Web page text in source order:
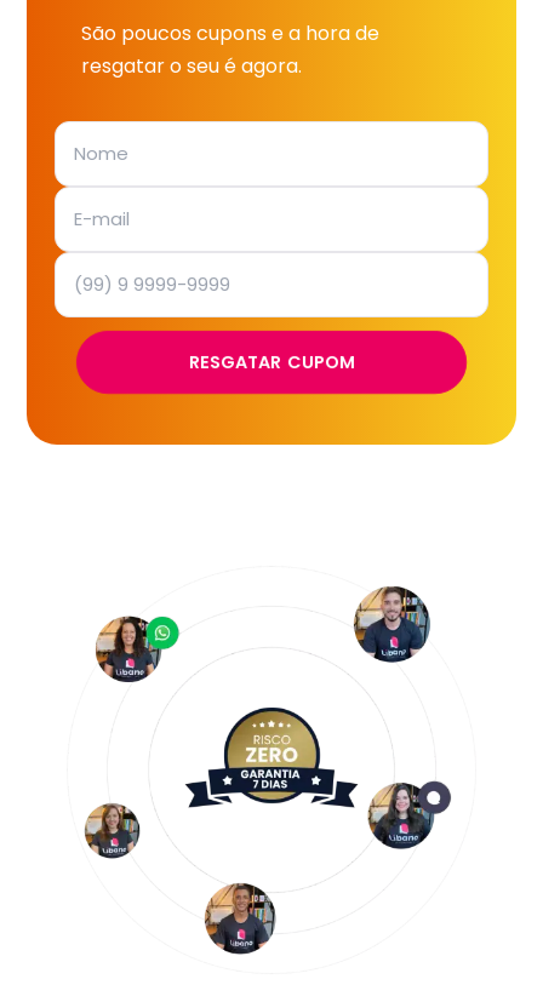
São poucos cupons e a hora de
resgatar o seu é agora.
RESGATAR CUPOM